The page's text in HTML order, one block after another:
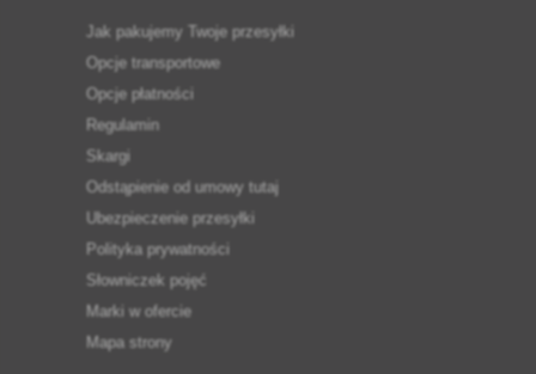
Jak pakujemy Twoje przesyłki
Opcje transportowe
Opcje płatności
Regulamin
Skargi
Odstąpienie od umowy tutaj
Ubezpieczenie przesyłki
Polityka prywatności
Słowniczek pojęć
Marki w ofercie
Mapa strony